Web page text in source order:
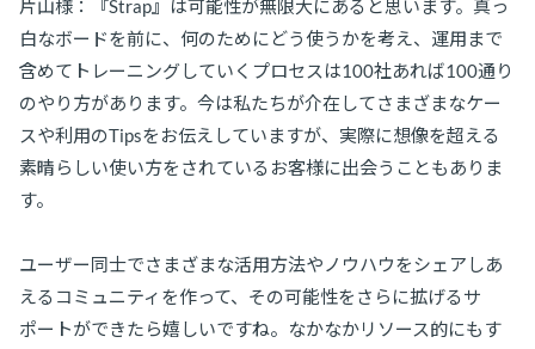
片山様：『Strap』は可能性が無限大にあると思います。真っ
白なボードを前に、何のためにどう使うかを考え、運用まで
含めてトレーニングしていくプロセスは100社あれば100通り
のやり方があります。今は私たちが介在してさまざまなケー
スや利用のTipsをお伝えしていますが、実際に想像を超える
素晴らしい使い方をされているお客様に出会うこともありま
す。
ユーザー同士でさまざまな活用方法やノウハウをシェアしあ
えるコミュニティを作って、その可能性をさらに拡げるサ
ポートができたら嬉しいですね。なかなかリソース的にもす